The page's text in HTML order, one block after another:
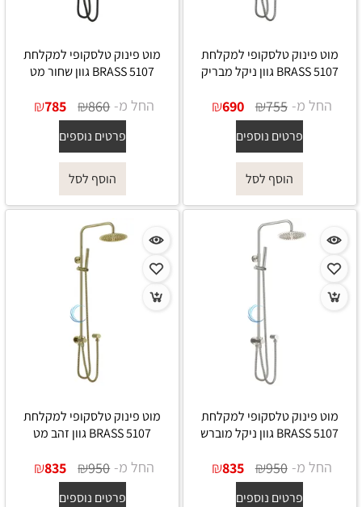
מוט פינוק טלסקופי למקלחת
5107 BRASS גוון ניקל מבריק
החל מ- ₪755
₪690
פרטים נוספים
הוסף לסל
מוט פינוק טלסקופי למקלחת
5107 BRASS גוון שחור מט
החל מ- ₪860
₪785
פרטים נוספים
הוסף לסל
מוט פינוק טלסקופי למקלחת
5107 BRASS גוון ניקל מוברש
החל מ- ₪950
₪835
פרטים נוספים
מוט פינוק טלסקופי למקלחת
5107 BRASS גוון זהב מט
החל מ- ₪950
₪835
פרטים נוספים